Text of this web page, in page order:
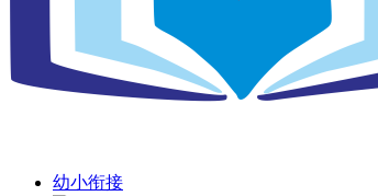
幼小衔接